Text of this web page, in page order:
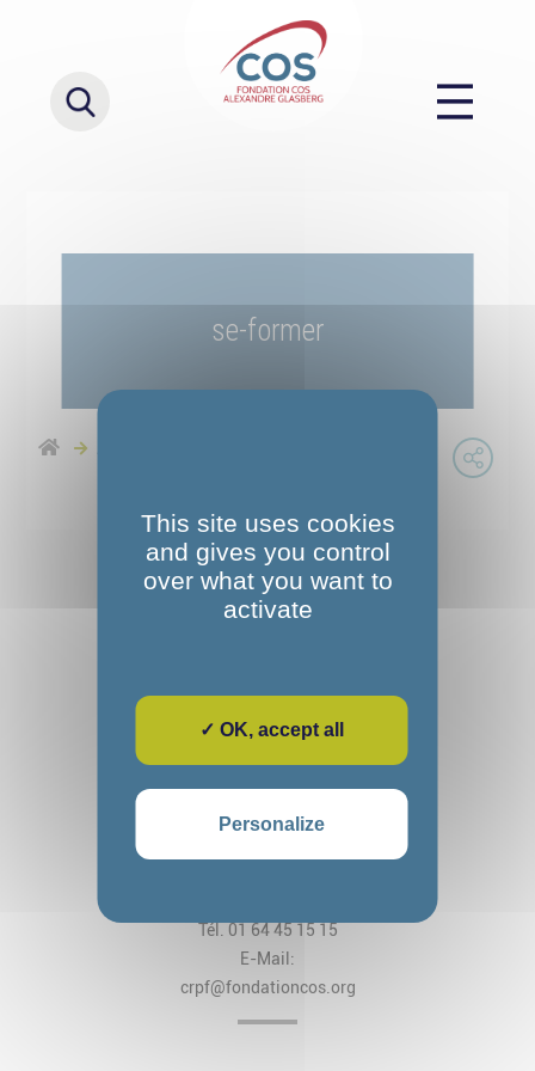
se-former
Fondation Alexandre Glasberg
Cos CRPF Nanteau
Tél. 01 64 45 15 15
E-Mail:
crpf@fondationcos.org
This site uses cookies
and gives you control
over what you want to
activate
✓ OK, accept all
Personalize